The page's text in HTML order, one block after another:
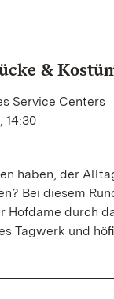
&
Service Centers
14:30
haben, der
Bei diesem
Hofdame durch
Tagwerk und